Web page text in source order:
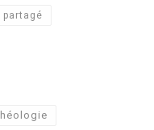
partagé